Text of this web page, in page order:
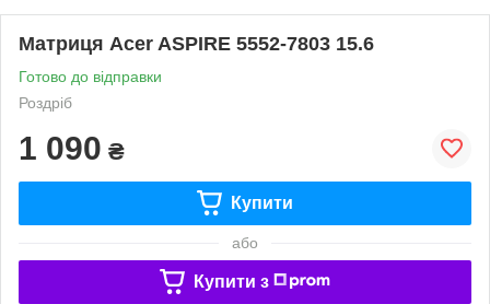
Матриця Acer ASPIRE 5552-7803 15.6
Готово до відправки
Роздріб
1 090 ₴
Купити
або
Купити з